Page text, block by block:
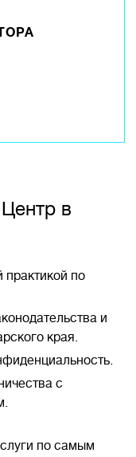
в
по
и
края.
с
по самым